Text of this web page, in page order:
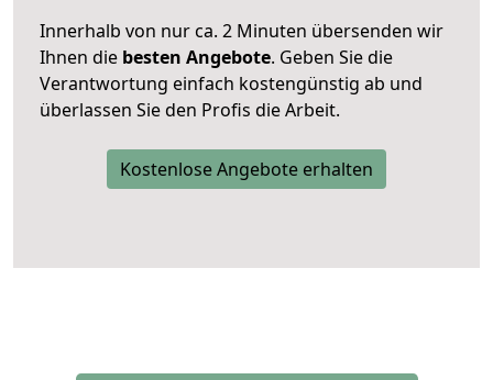
Innerhalb von nur ca. 2 Minuten übersenden wir
Ihnen die besten Angebote. Geben Sie die
Verantwortung einfach kostengünstig ab und
überlassen Sie den Profis die Arbeit.
Kostenlose Angebote erhalten